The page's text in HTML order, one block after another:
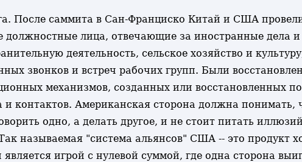
После саммита в Сан-Франциско Китай и США
должностные лица, отвечающие за иностранные дела
деятельность, сельское хозяйство и
звонков и встреч рабочих групп. Были
механизмов, созданных или восстановленных
контактов. Американская сторона должна понимать,
одно, а делать другое, и не стоит питать
называемая "система альянсов" США -- это продукт
игрой с нулевой суммой, где одна сторона